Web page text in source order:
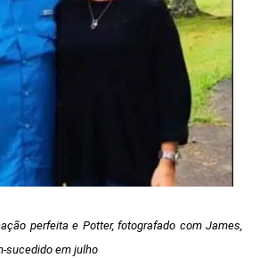
perfeita e Potter, fotografado com James,
sucedido em julho